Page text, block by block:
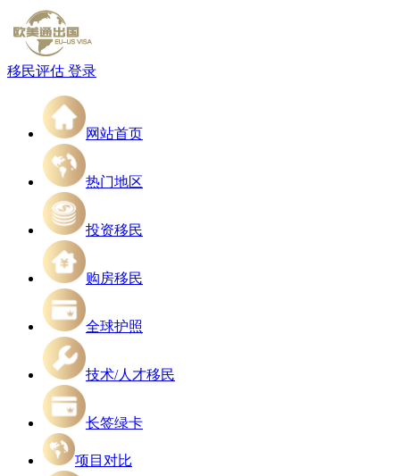
移民评估 登录
网站首页
热门地区
投资移民
购房移民
全球护照
技术/人才移民
长签绿卡
项目对比